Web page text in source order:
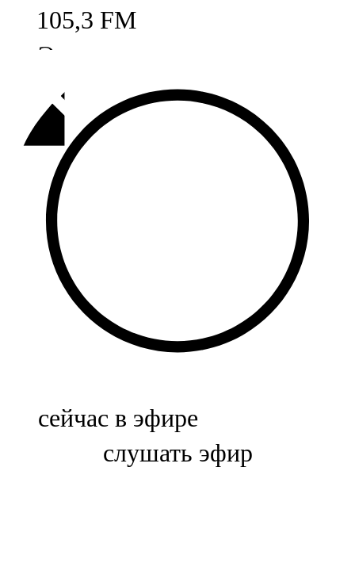
105,3 FM
Әлмәт
92,9 FM
Базарлы матак
107,1 FM
Балык бистәсе
104,9 FM
Баулы
107,5 FM
Биләр
Болгар
сейчас в эфире
слушать эфир